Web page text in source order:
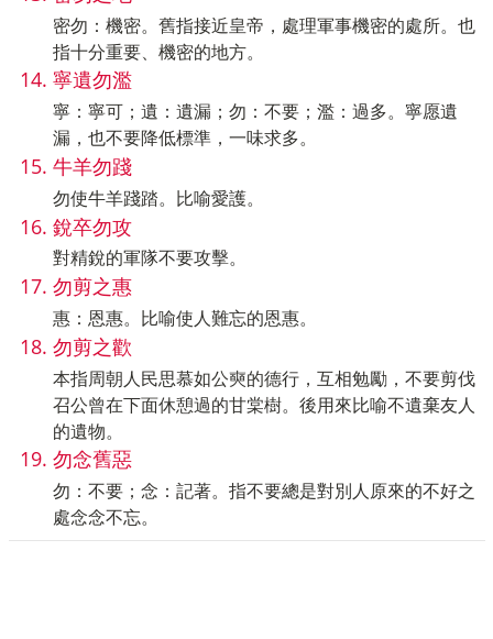
密勿：機密。舊指接近皇帝，處理軍事機密的處所。也
指十分重要、機密的地方。
寧遺勿濫
寧：寧可；遺：遺漏；勿：不要；濫：過多。寧愿遺
漏，也不要降低標準，一味求多。
牛羊勿踐
勿使牛羊踐踏。比喻愛護。
銳卒勿攻
對精銳的軍隊不要攻擊。
勿剪之惠
惠：恩惠。比喻使人難忘的恩惠。
勿剪之歡
本指周朝人民思慕如公奭的德行，互相勉勵，不要剪伐
召公曾在下面休憩過的甘棠樹。後用來比喻不遺棄友人
的遺物。
勿念舊惡
勿：不要；念：記著。指不要總是對別人原來的不好之
處念念不忘。